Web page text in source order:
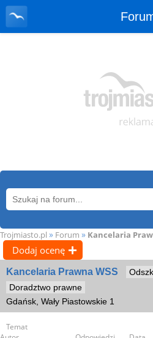
Trojmiasto.pl » Forum » Kancelaria
Dodaj ocenę
Kancelaria Prawna WSS
Doradztwo prawne
Gdańsk, Wały Piastowskie 1
Temat